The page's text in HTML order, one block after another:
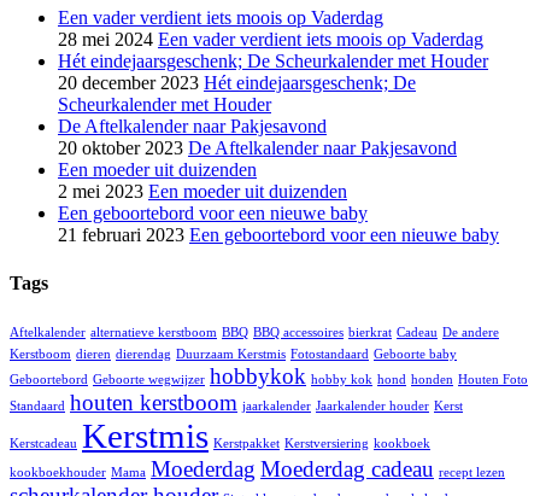
Een vader verdient iets moois op Vaderdag
28 mei 2024 Een vader verdient iets moois op Vaderdag
Hét eindejaarsgeschenk; De Scheurkalender met Houder
20 december 2023 Hét eindejaarsgeschenk; De
Scheurkalender met Houder
De Aftelkalender naar Pakjesavond
20 oktober 2023 De Aftelkalender naar Pakjesavond
Een moeder uit duizenden
2 mei 2023 Een moeder uit duizenden
Een geboortebord voor een nieuwe baby
21 februari 2023 Een geboortebord voor een nieuwe baby
Tags
Aftelkalender alternatieve kerstboom BBQ BBQ accessoires bierkrat Cadeau De andere
Kerstboom dieren dierendag Duurzaam Kerstmis Fotostandaard Geboorte baby
Geboortebord Geboorte wegwijzer hobbykok hobby kok hond honden Houten Foto
Standaard houten kerstboom jaarkalender Jaarkalender houder Kerst
Kerstcadeau Kerstmis Kerstpakket Kerstversiering kookboek
kookboekhouder Mama Moederdag Moederdag cadeau recept lezen